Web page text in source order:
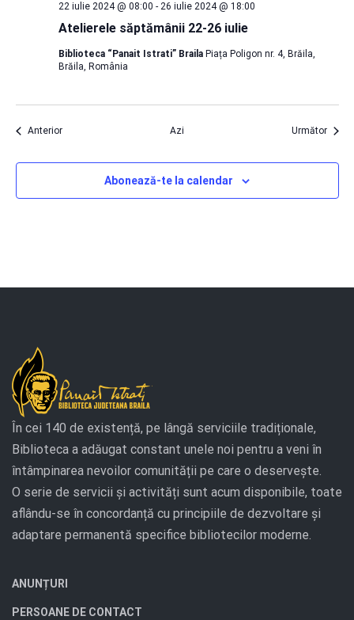
Atelierele săptămânii 22-26 iulie
22 iulie 2024 @ 08:00 - 26 iulie 2024 @ 18:00
Biblioteca “Panait Istrati” Braila Piața Poligon nr. 4, Brăila,
Brăila, România
AnteriorEvenimente Azi Următor
Abonează-te la calendar
În cei 140 de existență, pe lângă serviciile tradiționale,
Biblioteca a adăugat constant unele noi pentru a veni în
întâmpinarea nevoilor comunității pe care o deservește.
O serie de servicii și activități sunt acum disponibile, toate
aflându-se în concordanță cu principiile de dezvoltare și
adaptare permanentă specifice bibliotecilor moderne.
ANUNȚURI
PERSOANE DE CONTACT